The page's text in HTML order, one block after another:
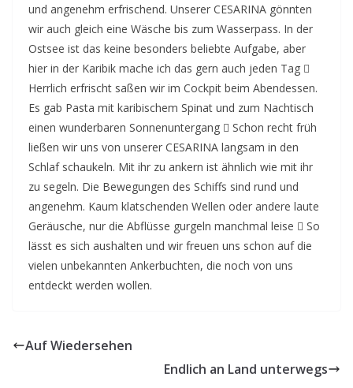
und angenehm erfrischend. Unserer CESARINA gönnten
wir auch gleich eine Wäsche bis zum Wasserpass. In der
Ostsee ist das keine besonders beliebte Aufgabe, aber
hier in der Karibik mache ich das gern auch jeden Tag 
Herrlich erfrischt saßen wir im Cockpit beim Abendessen.
Es gab Pasta mit karibischem Spinat und zum Nachtisch
einen wunderbaren Sonnenuntergang  Schon recht früh
ließen wir uns von unserer CESARINA langsam in den
Schlaf schaukeln. Mit ihr zu ankern ist ähnlich wie mit ihr
zu segeln. Die Bewegungen des Schiffs sind rund und
angenehm. Kaum klatschenden Wellen oder andere laute
Geräusche, nur die Abflüsse gurgeln manchmal leise  So
lässt es sich aushalten und wir freuen uns schon auf die
vielen unbekannten Ankerbuchten, die noch von uns
entdeckt werden wollen.
Auf Wiedersehen
Endlich an Land unterwegs